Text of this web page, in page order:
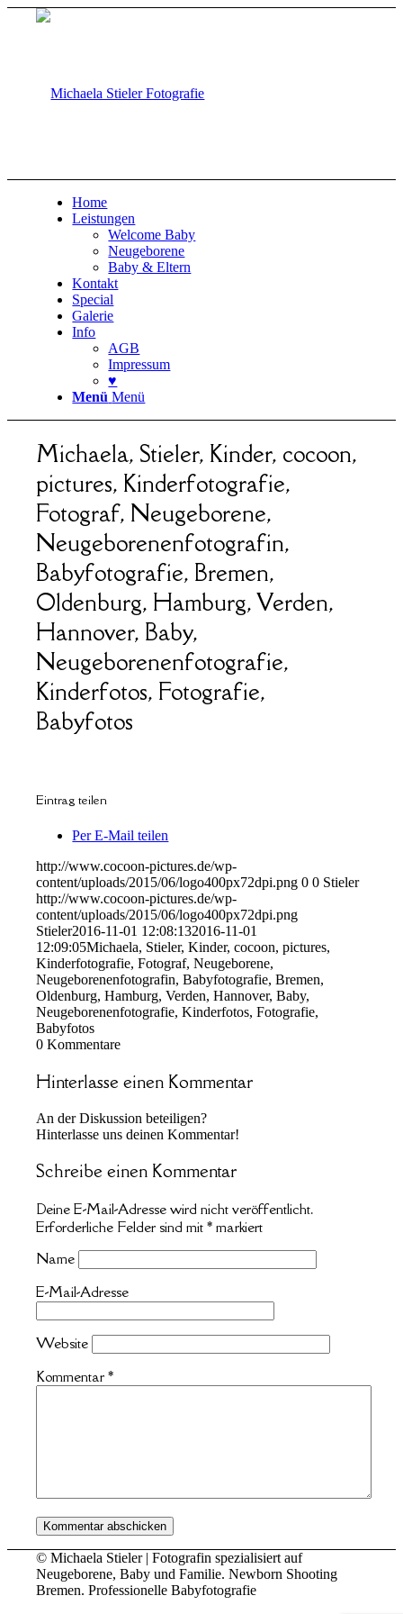
Home
Leistungen
Welcome Baby
Neugeborene
Baby & Eltern
Kontakt
Special
Galerie
Info
AGB
Impressum
♥
Menü Menü
Michaela, Stieler, Kinder, cocoon,
pictures, Kinderfotografie,
Fotograf, Neugeborene,
Neugeborenenfotografin,
Babyfotografie, Bremen,
Oldenburg, Hamburg, Verden,
Hannover, Baby,
Neugeborenenfotografie,
Kinderfotos, Fotografie,
Babyfotos
Eintrag teilen
Per E-Mail teilen
http://www.cocoon-pictures.de/wp-
content/uploads/2015/06/logo400px72dpi.png 0 0 Stieler
http://www.cocoon-pictures.de/wp-
content/uploads/2015/06/logo400px72dpi.png
Stieler2016-11-01 12:08:132016-11-01
12:09:05Michaela, Stieler, Kinder, cocoon, pictures,
Kinderfotografie, Fotograf, Neugeborene,
Neugeborenenfotografin, Babyfotografie, Bremen,
Oldenburg, Hamburg, Verden, Hannover, Baby,
Neugeborenenfotografie, Kinderfotos, Fotografie,
Babyfotos
0 Kommentare
Hinterlasse einen Kommentar
An der Diskussion beteiligen?
Hinterlasse uns deinen Kommentar!
Schreibe einen Kommentar
Deine E-Mail-Adresse wird nicht veröffentlicht.
Erforderliche Felder sind mit* markiert
Name
E-Mail-Adresse
Website
Kommentar*
© Michaela Stieler | Fotografin spezialisiert auf
Neugeborene, Baby und Familie. Newborn Shooting
Bremen. Professionelle Babyfotografie